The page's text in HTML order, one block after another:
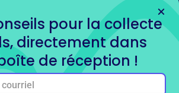
pour la collecte
directement dans
de réception !
commencer